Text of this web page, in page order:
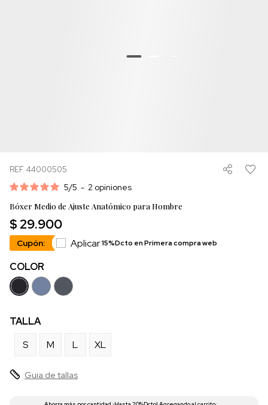
REF. 44000505
5/5 - 2 opiniones
Bóxer Medio de Ajuste Anatómico para Hombre
$ 29.900
Cupón: Aplicar15%Dcto en Primera compra web
COLOR
TALLA
S
M L XL
Guia de tallas